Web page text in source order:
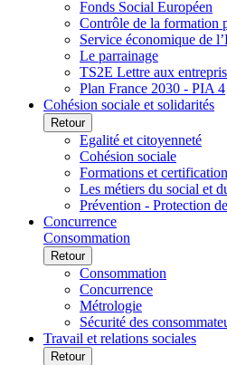
Fonds Social Européen
Contrôle de la formation
Service économique de
Le parrainage
TS2E Lettre aux
Plan France 2030 - PIA 4
Cohésion sociale et solidarités
Retour
Egalité et citoyenneté
Cohésion sociale
Formations et
Les métiers du social et
Prévention - Protection
Concurrence
Consommation
Retour
Consommation
Concurrence
Métrologie
Sécurité des
Travail et relations sociales
Retour